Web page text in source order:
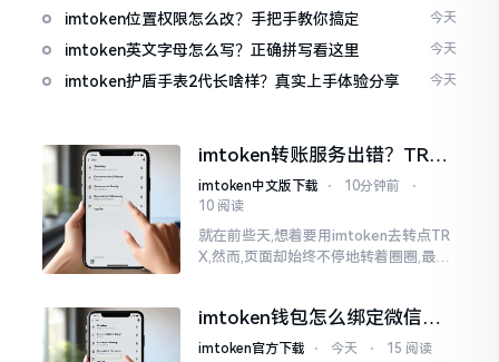
找回
imtoken位置权限怎么改？手把手教你搞定 今天
imtoken英文字母怎么写？正确拼写看这里 今天
imtoken护盾手表2代长啥样？真实上手体验分享 今天
imtoken转账服务出错？TRX
转不出去别慌，这几招试试
imtoken中文版下载 ⋅ 10分钟前
⋅
10 阅读
就在前些天,想着要用imtoken去转点TR
X,然而,页面却始终不停地转着圈圈,最终
imtoken钱包怎么绑定微信？
答案可能让你失望
imtoken官方下载 ⋅ 今天 ⋅ 15 阅读